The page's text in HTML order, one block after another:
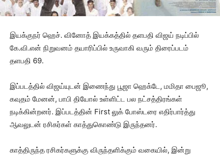
இயக்குநர் ஹெச். வினோத் இயக்கத்தில் தளபதி விஜய் நடிப்பில்
கே.வி.என் நிறுவனம் தயாரிப்பில் உருவாகி வரும் திரைப்படம்
தளபதி 69.
இப்படத்தில் விஜய்யுடன் இணைந்து பூஜா ஹெக்டே, மமிதா பைஜூ,
கவுதம் மேனன், பாபி தியோல் உள்ளிட்ட பல நட்சத்திரங்கள்
நடிக்கின்றனர். இப்படத்தின் First லுக் போஸ்டரை எதிர்பார்த்து
ஆவலுடன் ரசிகர்கள் காத்துகொண்டு இருந்தனர்.
காத்திருந்த ரசிகர்களுக்கு விருந்தளிக்கும் வகையில், இன்று